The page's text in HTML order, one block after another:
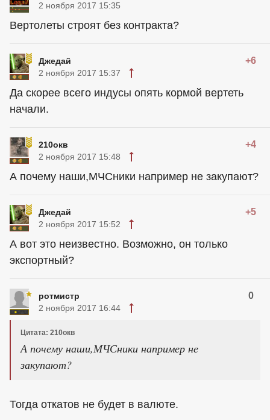
2 ноября 2017 15:35
Вертолеты строят без контракта?
Джедай +6
2 ноября 2017 15:37
Да скорее всего индусы опять кормой вертеть
начали.
210окв +4
2 ноября 2017 15:48
А почему наши,МЧСники например не закупают?
Джедай +5
2 ноября 2017 15:52
А вот это неизвестно. Возможно, он только
экспортный?
ротмистр 0
2 ноября 2017 16:44
Цитата: 210окв
А почему наши,МЧСники например не
закупают?
Тогда откатов не будет в валюте.